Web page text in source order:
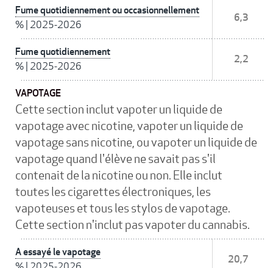
Fume quotidiennement ou occasionnellement
% 2025-2026
6,3
Fume quotidiennement
% 2025-2026
2,2
VAPOTAGE
Cette section inclut vapoter un liquide de
vapotage avec nicotine, vapoter un liquide de
vapotage sans nicotine, ou vapoter un liquide de
vapotage quand l'élève ne savait pas s'il
contenait de la nicotine ou non. Elle inclut
toutes les cigarettes électroniques, les
vapoteuses et tous les stylos de vapotage.
Cette section n'inclut pas vapoter du cannabis.
A essayé le vapotage
20,7